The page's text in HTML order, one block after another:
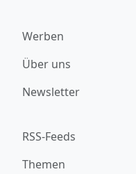
Werben
Über uns
Newsletter
RSS-Feeds
Themen